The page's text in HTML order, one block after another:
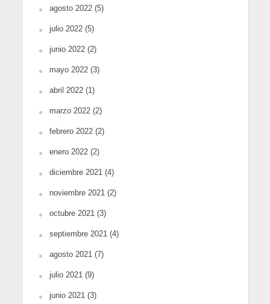
agosto 2022(5)
julio 2022(5)
junio 2022(2)
mayo 2022(3)
abril 2022(1)
marzo 2022(2)
febrero 2022(2)
enero 2022(2)
diciembre 2021 (4)
noviembre 2021 (2)
octubre 2021 (3)
septiembre 2021 (4)
agosto 2021 (7)
julio 2021 (9)
junio 2021 (3)